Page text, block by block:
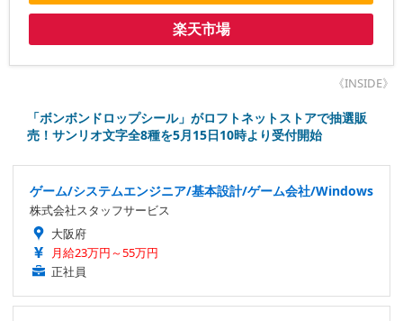
楽天市場
《INSIDE》
「ボンボンドロップシール」がロフトネットストアで抽選販
売！サンリオ文字全8種を5月15日10時より受付開始
ゲーム/システムエンジニア/基本設計/ゲーム会社/Windows
株式会社スタッフサービス
大阪府
月給23万円～55万円
正社員